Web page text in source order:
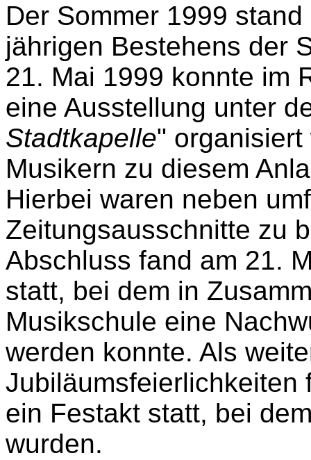
Der Sommer 1999
jährigen Bestehens der
21. Mai 1999 konnte im
eine Ausstellung unter
Stadtkapelle"
Musikern zu diesem
Hierbei waren neben
Zeitungsausschnitte zu
Abschluss fand am 21.
statt, bei dem in
Musikschule eine
werden konnte. Als
Jubiläumsfeierlichkeiten
ein Festakt statt, bei
wurden.